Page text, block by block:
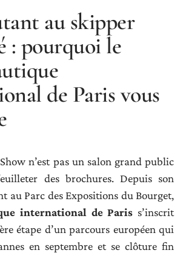
au skipper
: pourquoi le
de Paris vous
n’est pas un salon grand public
des brochures. Depuis son
au Parc des Expositions du Bourget,
international de Paris s’inscrit
étape d’un parcours européen qui
en septembre et se clôture fin